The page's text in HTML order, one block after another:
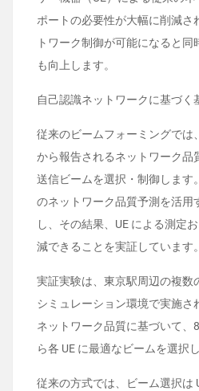
ポートの必要性が大幅に削減さ
トワーク制御が可能になると
も向上します。
自己認識ネットワークに基づく
従来のビームフォーミングでは
から報告されるネットワーク品
送信ビームを選択・制御します
のネットワーク品質予測を活用
し、その結果、UE による測定
減できることを実証しています。
実証実験は、東京駅周辺の複数
シミュレーション環境で実施さ
ネットワーク品質に基づいて、
ら各 UE に最適なビームを選択し
従来の方式では、ビーム選択は